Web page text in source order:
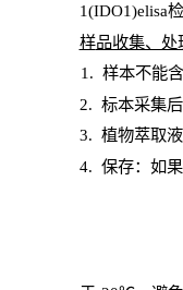
1(IDO1)elisa
样品收集、处
1 . 样本不能
2. 标本采集
3. 植物萃取
4. 保存：如